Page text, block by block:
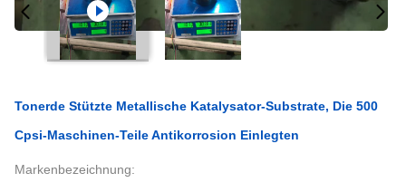
Tonerde Stützte Metallische Katalysator-Substrate, Die 500
Cpsi-Maschinen-Teile Antikorrosion Einlegten
Markenbezeichnung: